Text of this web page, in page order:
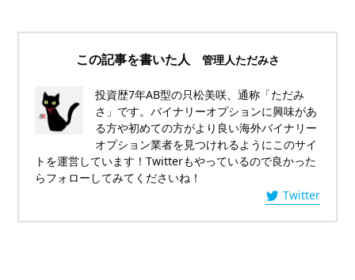
この記事を書いた人 管理人ただみさ
投資歴7年AB型の只松美咲、通称「ただみ
さ」です。バイナリーオプションに興味があ
る方や初めての方がより良い海外バイナリー
オプション業者を見つけれるようにこのサイ
トを運営しています！Twitterもやっているので良かった
らフォローしてみてくださいね！
Twitter